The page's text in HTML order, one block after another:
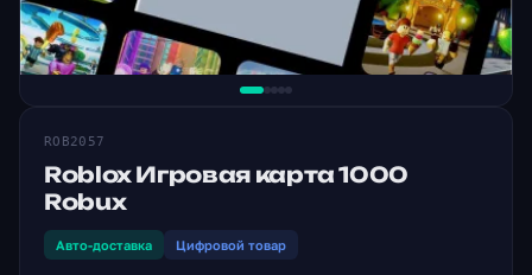
ROB2057
Roblox Игровая карта 1000
Robux
Авто-доставка Цифровой товар